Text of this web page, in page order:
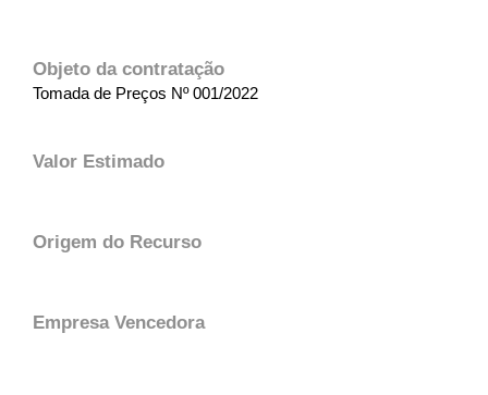
Objeto da contratação
Tomada de Preços Nº 001/2022
Valor Estimado
Origem do Recurso
Empresa Vencedora